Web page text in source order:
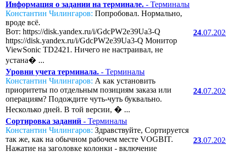
Информация о задании на терминале. - Терминалы
Константин Чилингаров: Попробовал. Нормально,
вроде всё.
Вот: https://disk.yandex.ru/i/GdcPW2e39Ua3-Q
https://disk.yandex.ru/i/GdcPW2e39Ua3-Q Монитор
ViewSonic TD2421. Ничего не настраивал, не
устана� ...
24
Уровни учета терминала. - Терминалы
Константин Чилингаров: А как установить
приоритеты по отдельным позициям заказа или
операциям? Подождите чуть-чуть буквально.
Несколько дней. В той версии, � ...
24
Сортировка заданий - Терминалы
Константин Чилингаров: Здравствуйте, Сортируется
так же, как на обычном рабочем месте VOGBIT.
Нажатие на заголовке колонки - включение
23